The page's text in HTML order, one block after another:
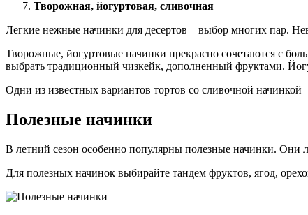
Творожная, йогуртовая, сливочная
Легкие нежные начинки для десертов – выбор многих пар.
Творожные, йогуртовые начинки прекрасно сочетаются с
выбрать традиционный чизкейк, дополненный фруктами.
Одни из известных вариантов тортов со сливочной
Полезные начинки
В летний сезон особенно популярны полезные начинки. Они
Для полезных начинок выбирайте тандем фруктов, ягод,